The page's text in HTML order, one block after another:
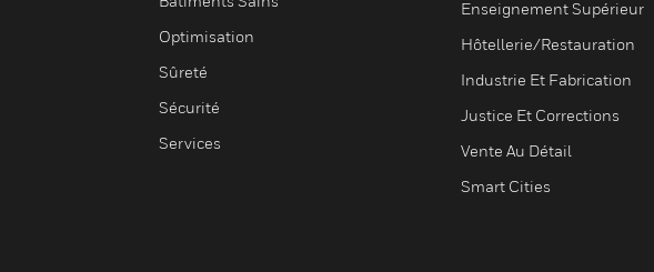
Optimisation
Sûreté
Sécurité
Services
Enseignement Supérieur
Hôtellerie/Restauration
Industrie Et Fabrication
Justice Et Corrections
Vente Au Détail
Smart Cities